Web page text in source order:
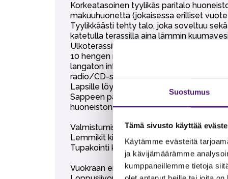
Suostumus
Tämä sivusto käyttää
Käytämme evästeitä
ja kävijämäärämme
kumppaneillemme tietoja
Korkeatasoinen tyylikäs paritalo
makuuhuonetta (jokaisessa erilliset
Tyylikkäästi tehty talo, joka soveltuu
katetulla terassilla aina lämmin
Ulkoterassilla kesällä käytössä
10 hengen ruokailupöytä toimii myös
langaton internet yhteys), toinen taulu-tv
radio/CD-soitin, äänentoisto myös
Lapsille löytyy lisäksi ulkovarastosta
Sappeen parhaalla paikalla rinteiden,
huoneiston nimi on Linnanneito.
Valmistumisvuosi 2014.
Lemmikit kielletty.
Tupakointi kielletty.
Vuokraan ei sisälly liinavaatteet,